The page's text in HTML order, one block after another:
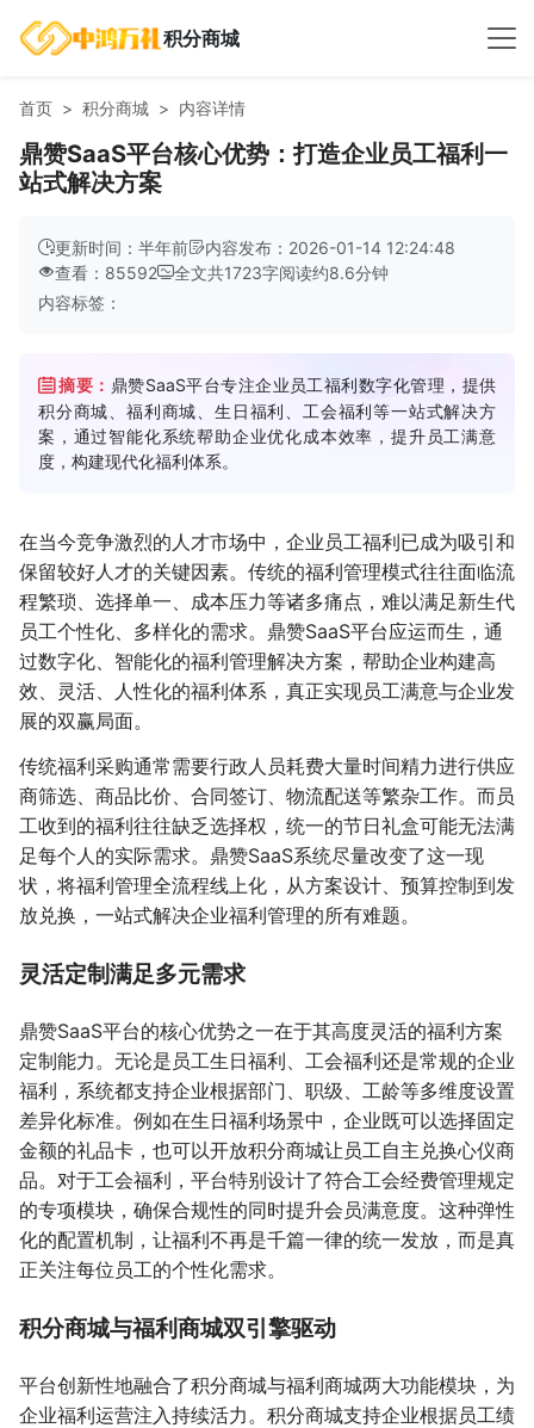
积分商城
首页 积分商城 内容详情
鼎赞SaaS平台核心优势：打造企业员工福利一
站式解决方案
更新时间：半年前
内容发布：2026-01-14 12:24:48
查看：85592
全文共1723字阅读约8.6分钟
内容标签：
摘要： 鼎赞SaaS平台专注企业员工福利数字化管理，提供
积分商城、福利商城、生日福利、工会福利等一站式解决方
案，通过智能化系统帮助企业优化成本效率，提升员工满意
度，构建现代化福利体系。
在当今竞争激烈的人才市场中，企业员工福利已成为吸引和
保留较好人才的关键因素。传统的福利管理模式往往面临流
程繁琐、选择单一、成本压力等诸多痛点，难以满足新生代
员工个性化、多样化的需求。鼎赞SaaS平台应运而生，通
过数字化、智能化的福利管理解决方案，帮助企业构建高
效、灵活、人性化的福利体系，真正实现员工满意与企业发
展的双赢局面。
传统福利采购通常需要行政人员耗费大量时间精力进行供应
商筛选、商品比价、合同签订、物流配送等繁杂工作。而员
工收到的福利往往缺乏选择权，统一的节日礼盒可能无法满
足每个人的实际需求。鼎赞SaaS系统尽量改变了这一现
状，将福利管理全流程线上化，从方案设计、预算控制到发
放兑换，一站式解决企业福利管理的所有难题。
灵活定制满足多元需求
鼎赞SaaS平台的核心优势之一在于其高度灵活的福利方案
定制能力。无论是员工生日福利、工会福利还是常规的企业
福利，系统都支持企业根据部门、职级、工龄等多维度设置
差异化标准。例如在生日福利场景中，企业既可以选择固定
金额的礼品卡，也可以开放积分商城让员工自主兑换心仪商
品。对于工会福利，平台特别设计了符合工会经费管理规定
的专项模块，确保合规性的同时提升会员满意度。这种弹性
化的配置机制，让福利不再是千篇一律的统一发放，而是真
正关注每位员工的个性化需求。
积分商城与福利商城双引擎驱动
平台创新性地融合了积分商城与福利商城两大功能模块，为
企业福利运营注入持续活力。积分商城支持企业根据员工绩